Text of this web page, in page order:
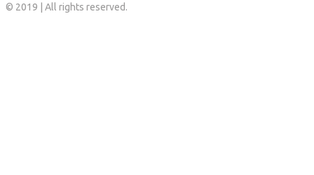
© 2019 | All rights reserved.